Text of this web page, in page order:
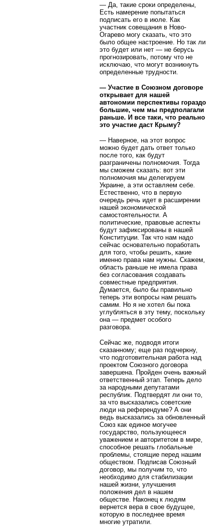
— Да, такие сроки определены,
Есть намерение попытаться
подписать его в июле. Как
участник совещания в Ново-
Огарево могу сказать, что это
было общее настроение. Но так ли
это будет или нет — не берусь
прогнозировать, потому что не
исключаю, что могут возникнуть
определенные трудности.
— Участие в Союзном договоре
открывает для нашей
автономии перспективы гораздо
большие, чем мы предполагали
раньше. И все таки, что реально
это участие даст Крыму?
— Наверное, на этот вопрос
можно будет дать ответ только
после того, как будут
разграничены полномочия. Тогда
мы сможем сказать: вот эти
полномочия мы делегируем
Украине, а эти оставляем себе.
Естественно, что в первую
очередь речь идет в расширении
нашей экономической
самостоятельности. А
политические, правовые аспекты
будут зафиксированы в нашей
Конституции. Так что нам надо
сейчас основательно поработать
для того, чтобы решить, какие
именно права нам нужны. Скажем,
область раньше не имела права
без согласования создавать
совместные предприятия.
Думается, было бы правильно
теперь эти вопросы нам решать
самим. Но я не хотел бы пока
углубляться в эту тему, поскольку
она — предмет особого
разговора.
Сейчас же, подводя итоги
сказанному; еще раз подчеркну,
что подготовительная работа над
проектом Союзного договора
завершена. Пройден очень важный
ответственный этап. Теперь дело
за народными депутатами
республик. Подтвердят ли они то,
за что высказались советские
люди на референдуме? А они
ведь высказались за обновленный
Союз как единое могучее
государство, пользующееся
уважением и авторитетом в мире,
способное решать глобальные
проблемы, стоящие перед нашим
обществом. Подписав Союзный
договор, мы получим то, что
необходимо для стабилизации
нашей жизни, улучшения
положения дел в нашем
обществе. Наконец к людям
вернется вера в свое будущее,
которую в последнее время
многие утратили.